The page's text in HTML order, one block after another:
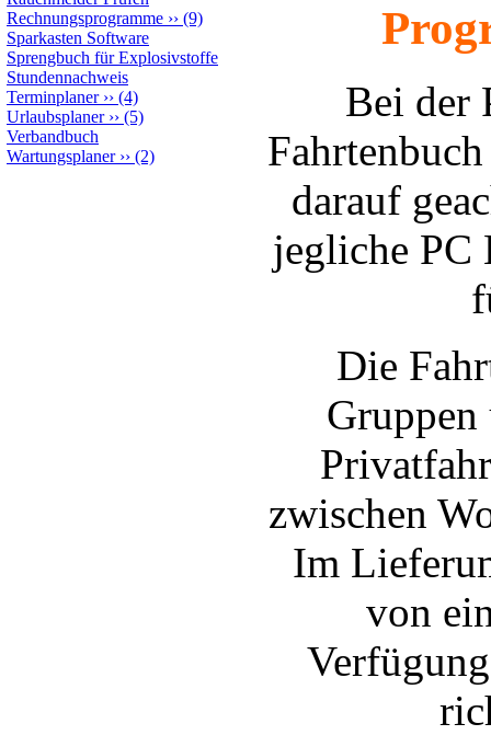
Rechnungsprogramme ›› (9)
Sparkasten Software
Sprengbuch für Explosivstoffe
Stundennachweis
Terminplaner›› (4)
Urlaubsplaner›› (5)
Verbandbuch
Wartungsplaner›› (2)
Bei der
darauf
jegliche PC
Die
zwischen
Im
von